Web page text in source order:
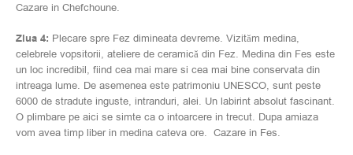
Cazare in Chefchoune.
Ziua 4: Plecare spre Fez dimineata devreme. Vizităm medina,
celebrele vopsitorii, ateliere de ceramică din Fez. Medina din Fes este
un loc incredibil, fiind cea mai mare si cea mai bine conservata din
intreaga lume. De asemenea este patrimoniu UNESCO, sunt peste
6000 de stradute inguste, intranduri, alei. Un labirint absolut fascinant.
O plimbare pe aici se simte ca o intoarcere in trecut. Dupa amiaza
vom avea timp liber in medina cateva ore. Cazare in Fes.